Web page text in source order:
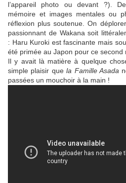
l’appareil photo ou devant ?).
mémoire et images mentales ou
réflexion plus soutenue. On
passionnant de Wakana soit
: Haru Kuroki est fascinante mais
été primée au Japon pour ce second
Il y avait là matière à quelque
simple plaisir quela Famille Asada
passées un mouchoir à la main !